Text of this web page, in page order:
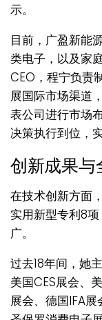
示。
目前，广盈新能
类电子，以及家
CEO，程宁负责
展国际市场渠道
表公司进行市场
决策执行到位，
创新成果与
在技术创新方面
实用新型专利8
广。
过去18年间，她
美国CES展会、
展会、德国IFA